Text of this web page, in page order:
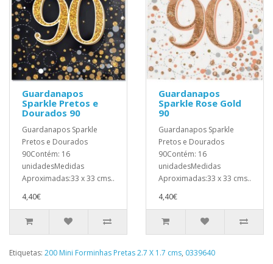
Guardanapos
Sparkle Pretos e
Dourados 90
Guardanapos Sparkle
Pretos e Dourados
90Contém: 16
unidadesMedidas
Aproximadas:33 x 33 cms..
4,40€
Guardanapos
Sparkle Rose Gold
90
Guardanapos Sparkle
Pretos e Dourados
90Contém: 16
unidadesMedidas
Aproximadas:33 x 33 cms..
4,40€
Etiquetas: 200 Mini Forminhas Pretas 2.7 X 1.7 cms, 0339640